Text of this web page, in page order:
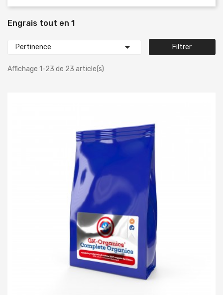
Engrais tout en 1
Pertinence  Filtrer
Affichage 1-23 de 23 article(s)